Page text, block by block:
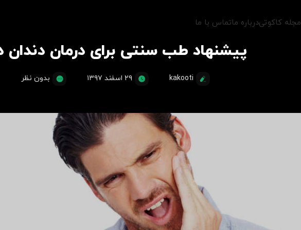
مجله کاکوتیدرباره ماتماس با ما
پیشنهاد طب سنتی برای درمان دندان
kakooti ۲۹ اسفند ۱۳۹۷ بدون نظر